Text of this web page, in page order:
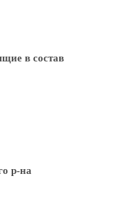
в состав
р-на